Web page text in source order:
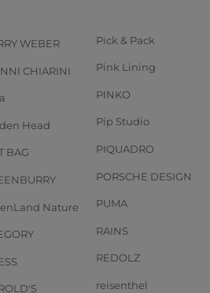
WEBER
CHIARINI
Head
BAG
Nature
Pick & Pack
Pink Lining
PINKO
Pip Studio
PIQUADRO
PORSCHE DESIGN
PUMA
RAINS
REDOLZ
reisenthel